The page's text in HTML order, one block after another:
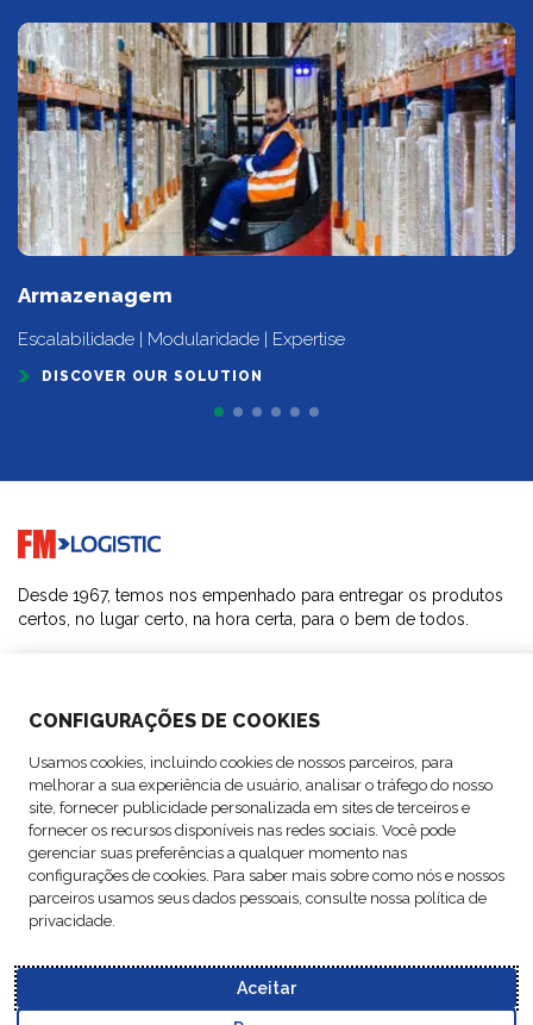
CONFIGURAÇÕES DE COOKIES
Usamos cookies, incluindo cookies de nossos parceiros, para
melhorar a sua experiência de usuário, analisar o tráfego do nosso
site, fornecer publicidade personalizada em sites de terceiros e
fornecer os recursos disponíveis nas redes sociais. Você pode
gerenciar suas preferências a qualquer momento nas
configurações de cookies. Para saber mais sobre como nós e nossos
parceiros usamos seus dados pessoais, consulte nossa política de
privacidade.
Aceitar
Armazenagem
Escalabilidade | Modularidade | Expertise
DISCOVER OUR SOLUTION
Go to home page
Desde 1967, temos nos empenhado para entregar os produtos
certos, no lugar certo, na hora certa, para o bem de todos.
SOBRE NÓS
SETORES
SIGA-NOS
Política de